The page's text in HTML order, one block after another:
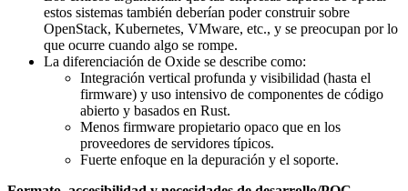
estos sistemas también deberían poder construir sobre
OpenStack, Kubernetes, VMware, etc., y se preocupan por lo
que ocurre cuando algo se rompe.
La diferenciación de Oxide se describe como:
Integración vertical profunda y visibilidad (hasta el
firmware) y uso intensivo de componentes de código
abierto y basados en Rust.
Menos firmware propietario opaco que en los
proveedores de servidores típicos.
Fuerte enfoque en la depuración y el soporte.